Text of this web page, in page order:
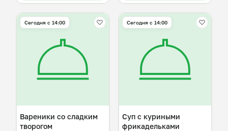
Сегодня с 14:00
Вареники со сладким
творогом
Сегодня с 14:00
Суп с куриными
фрикадельками